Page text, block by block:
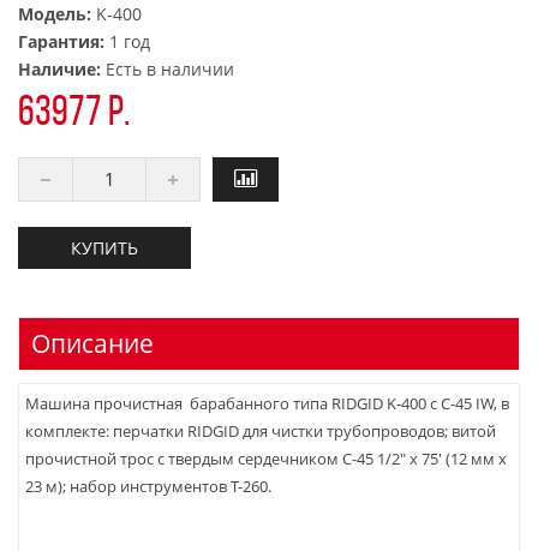
Модель: K-400
Гарантия: 1 год
Наличие: Есть в наличии
63977 р.
КУПИТЬ
Описание
Машина прочистная барабанного типа RIDGID K-400 с C-45 IW, в
комплекте: перчатки RIDGID для чистки трубопроводов; витой
прочистной трос с твердым сердечником C-45 1/2" x 75' (12 мм х
23 м); набор инструментов T-260.